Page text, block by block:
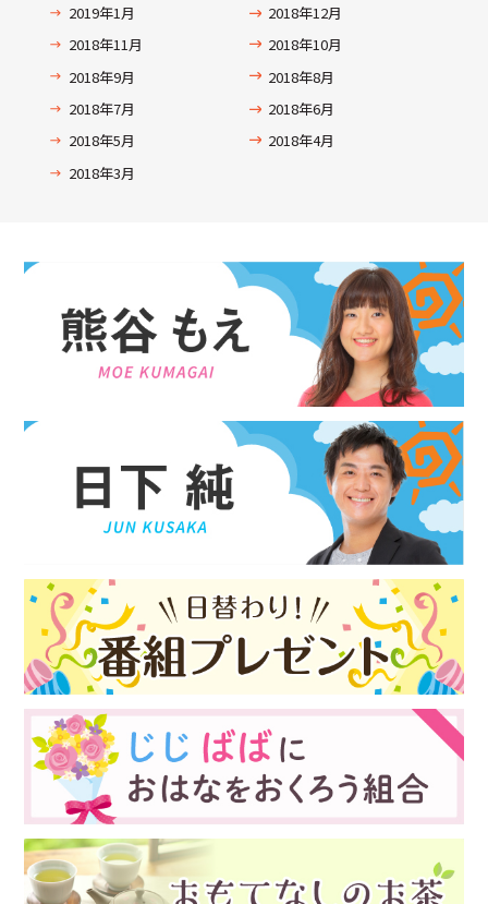
2019年1月
2018年12月
2018年11月
2018年10月
2018年9月
2018年8月
2018年7月
2018年6月
2018年5月
2018年4月
2018年3月